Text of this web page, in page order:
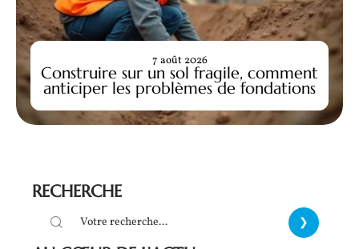
Construire sur un sol fragile, comment
anticiper les problèmes de fondations
7 août 2026
RECHERCHE